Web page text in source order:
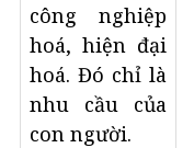
công nghiệp
hoá, hiện đại
hoá. Đó chỉ là
nhu cầu của
con người.